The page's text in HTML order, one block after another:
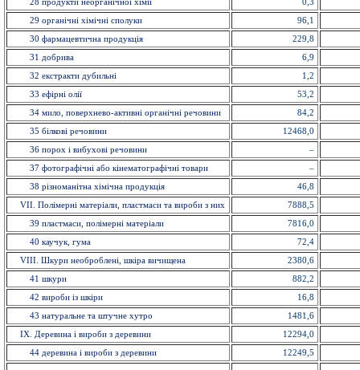
28 продукти неорганічної хімії 0,3
29 органiчнi хiмiчнi сполуки 96,1
30 фармацевтична продукція 229,8
31 добрива 6,9
32 екстракти дубильнi 1,2
33 ефiрнi олії 53,2
34 мило, поверхнево-активні органічні речовини 84,2
35 бiлковi речовини 12468,0
36 порох і вибухові речовини –
37 фотографічні або кінематографічні товари –
38 різноманітна хімічна продукція 46,8
VII. Полімерні матеріали, пластмаси та вироби з них 7888,5
39 пластмаси, полімерні матеріали 7816,0
40 каучук, гума 72,4
VIII. Шкури необроблені, шкіра вичищена 2380,6
41 шкури 882,2
42 вироби із шкiри 16,8
43 натуральне та штучне хутро 1481,6
IX. Деревина і вироби з деревини 12294,0
44 деревина і вироби з деревини 12249,5